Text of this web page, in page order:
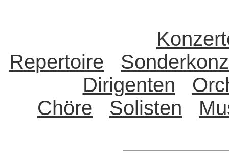
Repertoire
Dirigenten
Chöre
Solisten